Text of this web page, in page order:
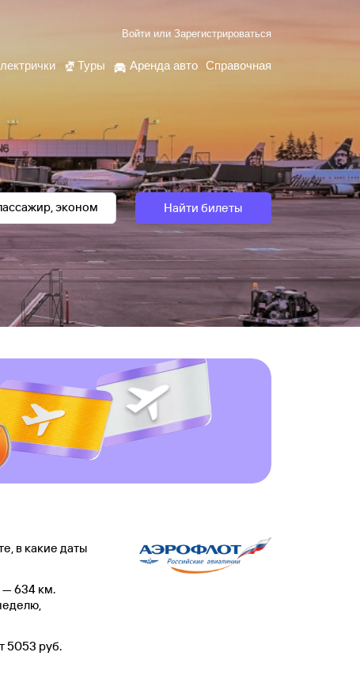
Войти или Зарегистрироваться
Туры Аренда авто Справочная
Найти билеты
в какие даты
— 634 км.
5053 руб.